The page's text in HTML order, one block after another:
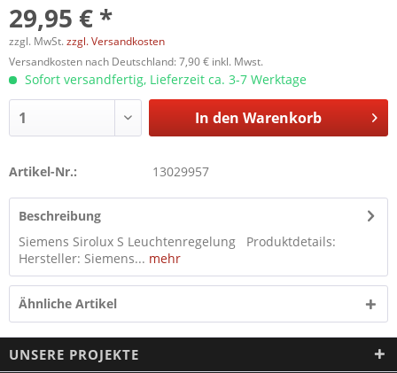
29,95 € *
zzgl. MwSt. zzgl. Versandkosten
Versandkosten nach Deutschland: 7,90 € inkl. Mwst.
Sofort versandfertig, Lieferzeit ca. 3-7 Werktage
In den Warenkorb
Artikel-Nr.: 13029957
Beschreibung
Siemens Sirolux S Leuchtenregelung Produktdetails:
Hersteller: Siemens... mehr
Ähnliche Artikel
UNSERE PROJEKTE